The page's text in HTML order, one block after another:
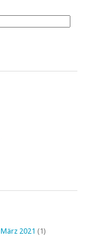
März 2021 (1)